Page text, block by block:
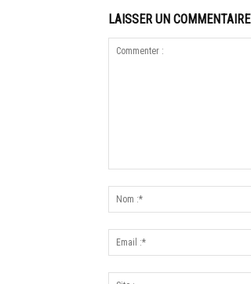
LAISSER UN COMMENTAIRE